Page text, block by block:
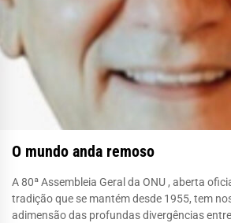
O mundo anda remoso
A 80ª Assembleia Geral da ONU , aberta
tradição que se mantém desde 1955, tem
adimensão das profundas divergências